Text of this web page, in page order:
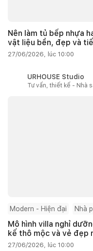
Nên làm tủ bếp nhựa
vật liệu bền, đẹp và
27/06/2026, lúc 10:00
URHOUSE Studio
Tư vấn, thiết kế - Nhà
Modern - Hiện đại Nhà
Mô hình villa nghỉ
kế thô mộc và vẻ đẹp
27/06/2026, lúc 10:00